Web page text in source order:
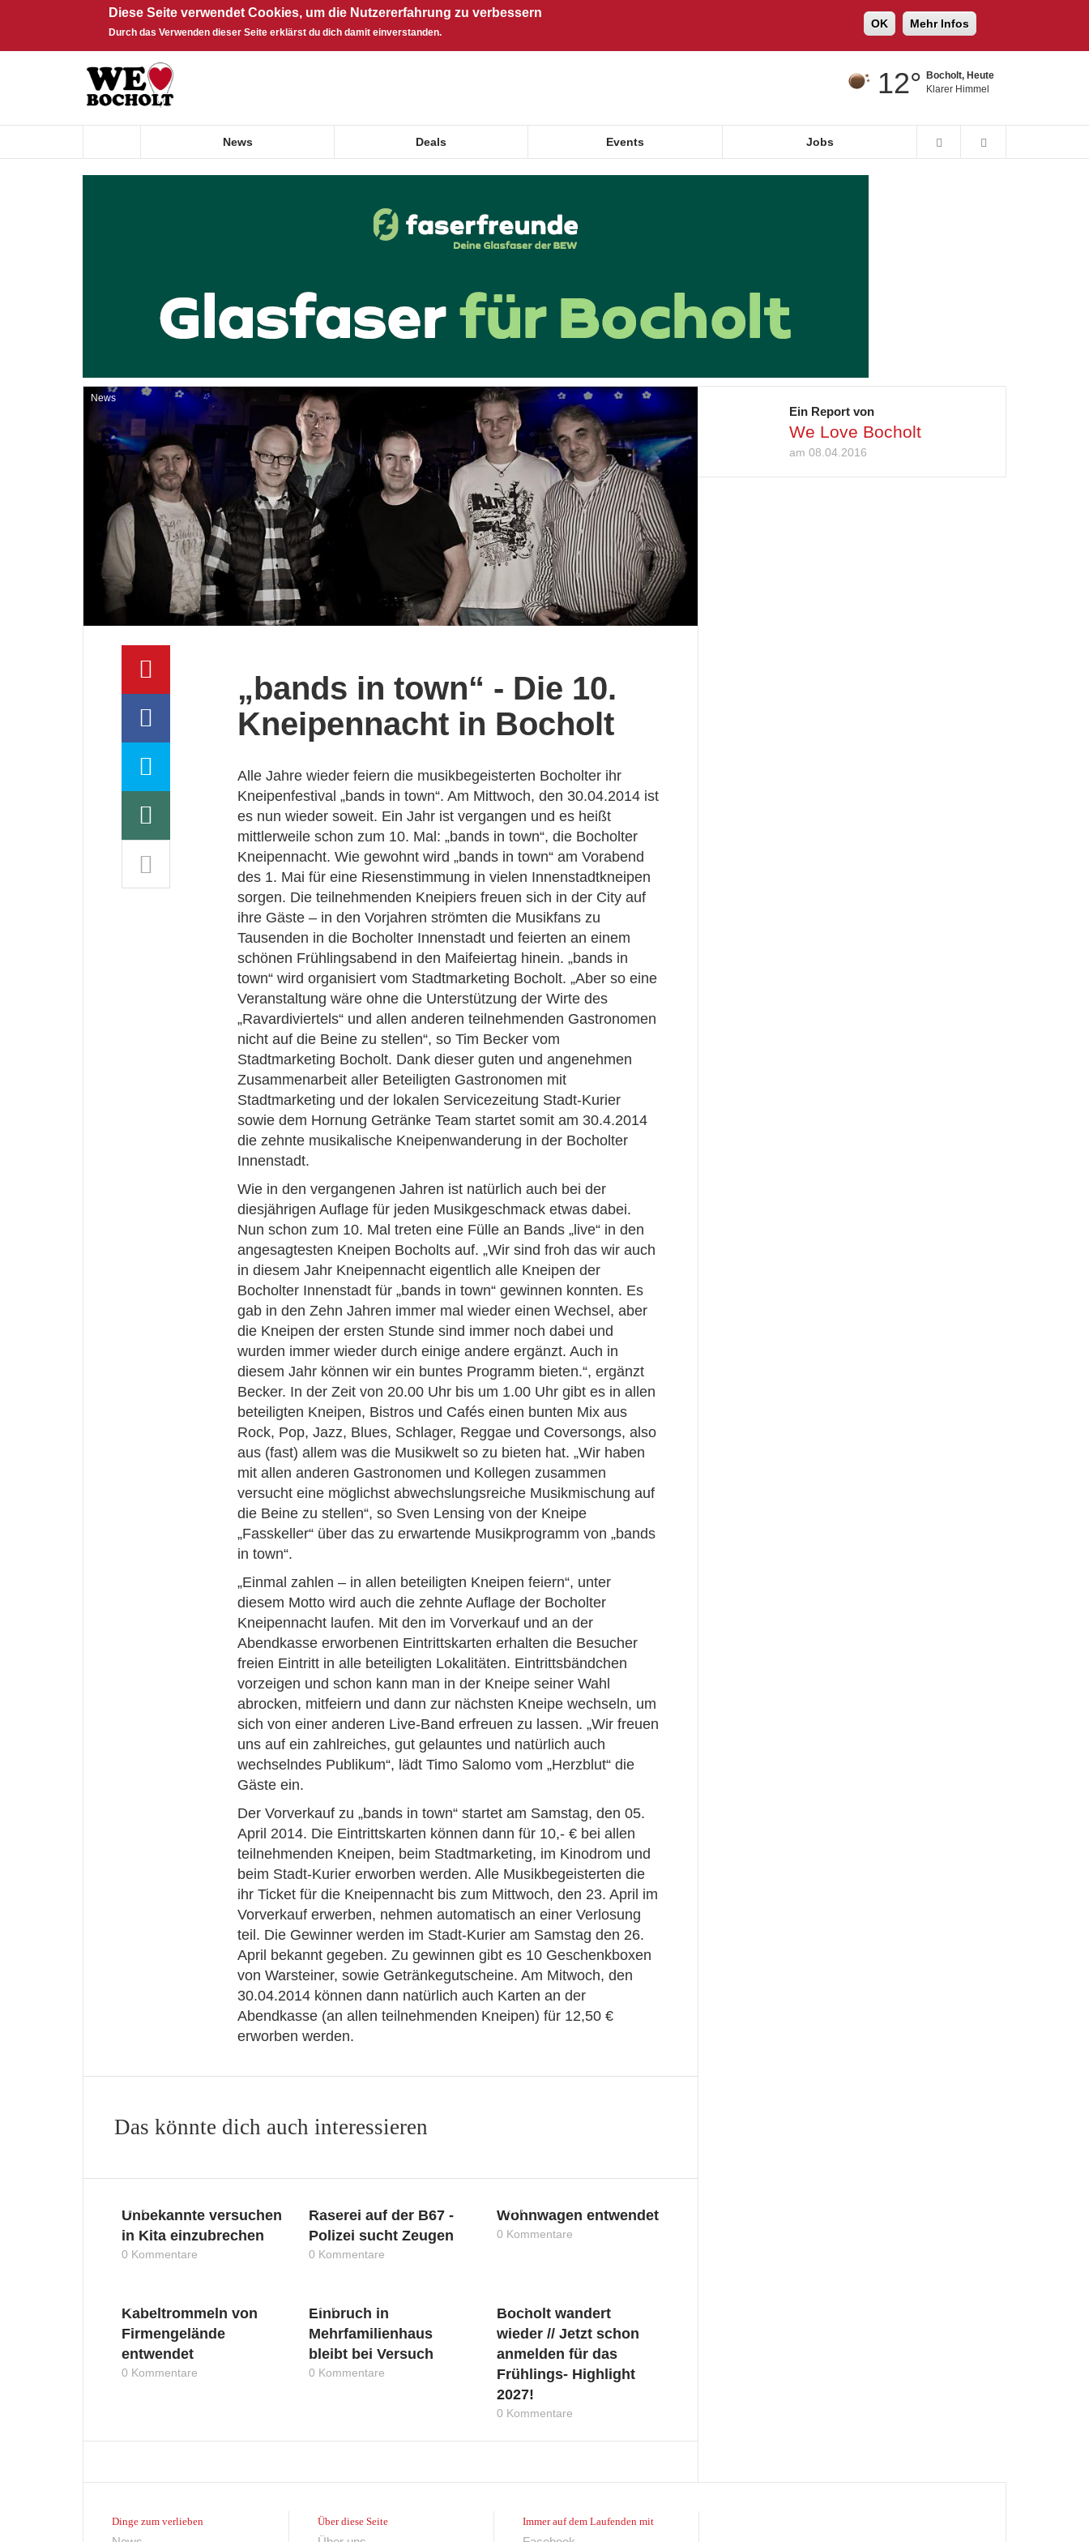
Diese Seite verwendet Cookies, um die Nutzererfahrung zu verbessern
Durch das Verwenden dieser Seite erklärst du dich damit einverstanden.
OK Mehr Infos
12°
Bocholt, Heute
Klarer Himmel
News Deals Events Jobs
News
„bands in town“ - Die 10.
Kneipennacht in Bocholt
Alle Jahre wieder feiern die musikbegeisterten Bocholter ihr
Kneipenfestival „bands in town“. Am Mittwoch, den 30.04.2014 ist
es nun wieder soweit. Ein Jahr ist vergangen und es heißt
mittlerweile schon zum 10. Mal: „bands in town“, die Bocholter
Kneipennacht. Wie gewohnt wird „bands in town“ am Vorabend
des 1. Mai für eine Riesenstimmung in vielen Innenstadtkneipen
sorgen. Die teilnehmenden Kneipiers freuen sich in der City auf
ihre Gäste – in den Vorjahren strömten die Musikfans zu
Tausenden in die Bocholter Innenstadt und feierten an einem
schönen Frühlingsabend in den Maifeiertag hinein. „bands in
town“ wird organisiert vom Stadtmarketing Bocholt. „Aber so eine
Veranstaltung wäre ohne die Unterstützung der Wirte des
„Ravardiviertels“ und allen anderen teilnehmenden Gastronomen
nicht auf die Beine zu stellen“, so Tim Becker vom
Stadtmarketing Bocholt. Dank dieser guten und angenehmen
Zusammenarbeit aller Beteiligten Gastronomen mit
Stadtmarketing und der lokalen Servicezeitung Stadt-Kurier
sowie dem Hornung Getränke Team startet somit am 30.4.2014
die zehnte musikalische Kneipenwanderung in der Bocholter
Innenstadt.
Wie in den vergangenen Jahren ist natürlich auch bei der
diesjährigen Auflage für jeden Musikgeschmack etwas dabei.
Nun schon zum 10. Mal treten eine Fülle an Bands „live“ in den
angesagtesten Kneipen Bocholts auf. „Wir sind froh das wir auch
in diesem Jahr Kneipennacht eigentlich alle Kneipen der
Bocholter Innenstadt für „bands in town“ gewinnen konnten. Es
gab in den Zehn Jahren immer mal wieder einen Wechsel, aber
die Kneipen der ersten Stunde sind immer noch dabei und
wurden immer wieder durch einige andere ergänzt. Auch in
diesem Jahr können wir ein buntes Programm bieten.“, ergänzt
Becker. In der Zeit von 20.00 Uhr bis um 1.00 Uhr gibt es in allen
beteiligten Kneipen, Bistros und Cafés einen bunten Mix aus
Rock, Pop, Jazz, Blues, Schlager, Reggae und Coversongs, also
aus (fast) allem was die Musikwelt so zu bieten hat. „Wir haben
mit allen anderen Gastronomen und Kollegen zusammen
versucht eine möglichst abwechslungsreiche Musikmischung auf
die Beine zu stellen“, so Sven Lensing von der Kneipe
„Fasskeller“ über das zu erwartende Musikprogramm von „bands
in town“.
„Einmal zahlen – in allen beteiligten Kneipen feiern“, unter
diesem Motto wird auch die zehnte Auflage der Bocholter
Kneipennacht laufen. Mit den im Vorverkauf und an der
Abendkasse erworbenen Eintrittskarten erhalten die Besucher
freien Eintritt in alle beteiligten Lokalitäten. Eintrittsbändchen
vorzeigen und schon kann man in der Kneipe seiner Wahl
abrocken, mitfeiern und dann zur nächsten Kneipe wechseln, um
sich von einer anderen Live-Band erfreuen zu lassen. „Wir freuen
uns auf ein zahlreiches, gut gelauntes und natürlich auch
wechselndes Publikum“, lädt Timo Salomo vom „Herzblut“ die
Gäste ein.
Der Vorverkauf zu „bands in town“ startet am Samstag, den 05.
April 2014. Die Eintrittskarten können dann für 10,- € bei allen
teilnehmenden Kneipen, beim Stadtmarketing, im Kinodrom und
beim Stadt-Kurier erworben werden. Alle Musikbegeisterten die
ihr Ticket für die Kneipennacht bis zum Mittwoch, den 23. April im
Vorverkauf erwerben, nehmen automatisch an einer Verlosung
teil. Die Gewinner werden im Stadt-Kurier am Samstag den 26.
April bekannt gegeben. Zu gewinnen gibt es 10 Geschenkboxen
von Warsteiner, sowie Getränkegutscheine. Am Mitwoch, den
30.04.2014 können dann natürlich auch Karten an der
Abendkasse (an allen teilnehmenden Kneipen) für 12,50 €
erworben werden.
Das könnte dich auch interessieren
News
Unbekannte versuchen
in Kita einzubrechen
0 Kommentare
News
Raserei auf der B67 -
Polizei sucht Zeugen
0 Kommentare
News
Wohnwagen entwendet
0 Kommentare
News
Kabeltrommeln von
Firmengelände
entwendet
0 Kommentare
News
Einbruch in
Mehrfamilienhaus
bleibt bei Versuch
0 Kommentare
News
Bocholt wandert
wieder // Jetzt schon
anmelden für das
Frühlings- Highlight
2027!
0 Kommentare
Ein Report von
We Love Bocholt
am 08.04.2016
Dinge zum verlieben Über diese Seite Immer auf dem Laufenden mit